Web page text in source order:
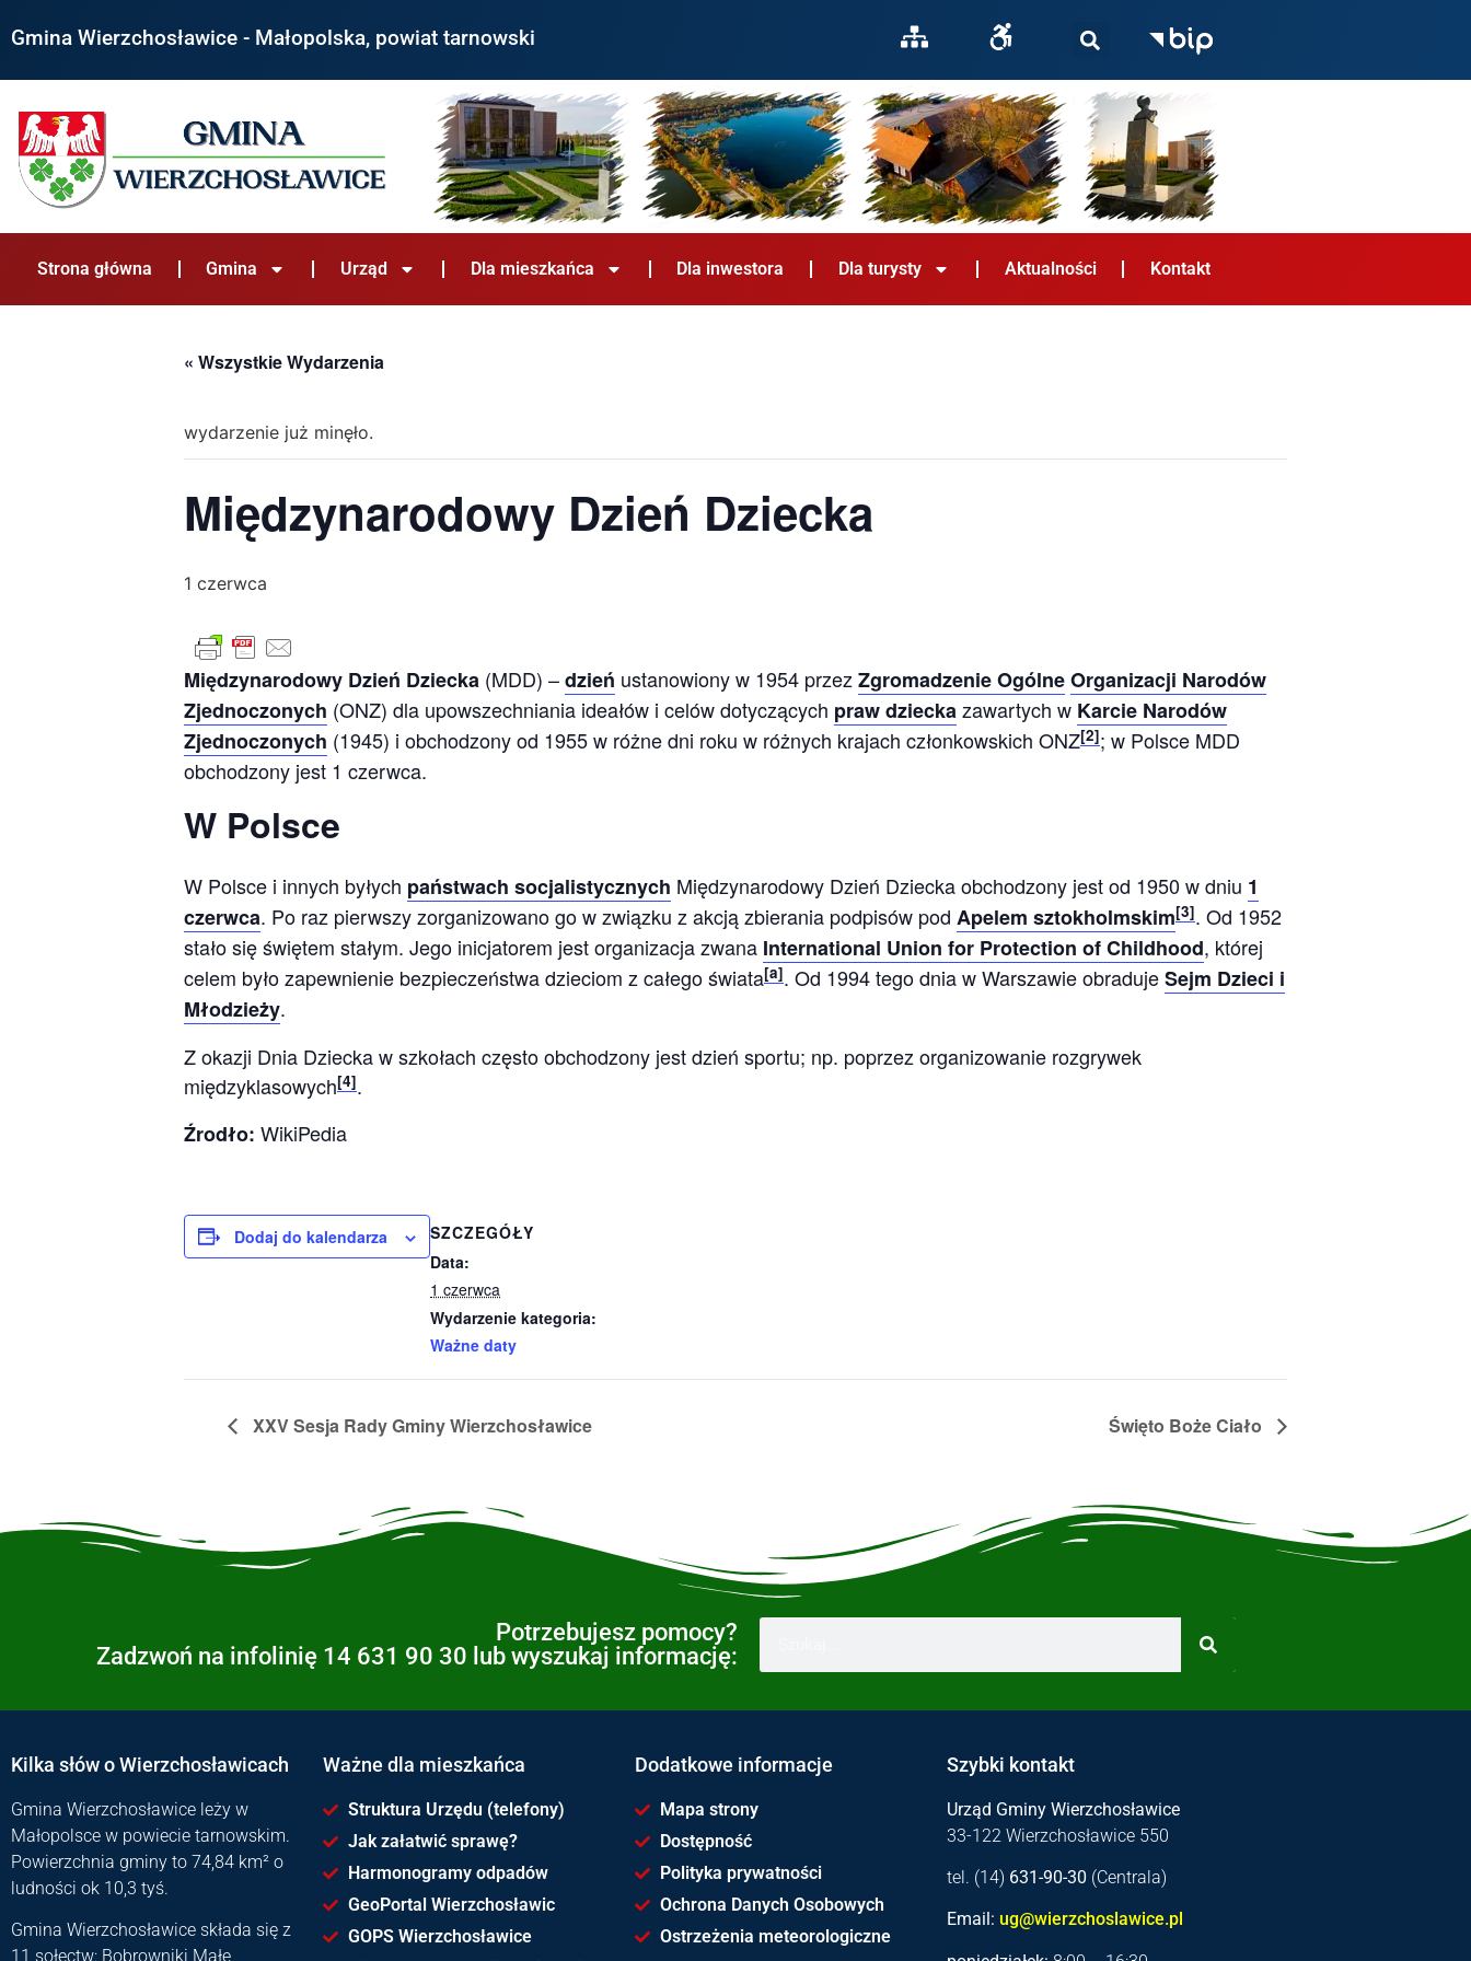
Gmina Wierzchosławice - Małopolska, powiat tarnowski
Strona główna Gmina Urząd Dla mieszkańca Dla inwestora Dla turysty Aktualności Kontakt
« Wszystkie Wydarzenia
wydarzenie już minęło.
Międzynarodowy Dzień Dziecka
1 czerwca
Międzynarodowy Dzień Dziecka (MDD) –dzień ustanowiony w 1954 przez Zgromadzenie OgólneOrganizacji Narodów
Zjednoczonych (ONZ) dla upowszechniania ideałów i celów dotyczących praw dzieckazawartych w Karcie Narodów
Zjednoczonych (1945) i obchodzony od 1955 w różne dni roku w różnych krajach członkowskich ONZ[2]; w Polsce MDD
obchodzony jest 1 czerwca.
W Polsce
W Polsce i innych byłych państwach socjalistycznych Międzynarodowy Dzień Dziecka obchodzony jest od 1950 w dniu 1
czerwca. Po raz pierwszy zorganizowano go w związku z akcją zbierania podpisów pod Apelem sztokholmskim[3]. Od 1952
stało się świętem stałym. Jego inicjatorem jest organizacja zwana International Union for Protection of Childhood, której
celem było zapewnienie bezpieczeństwa dzieciom z całego świata[a]. Od 1994 tego dnia w Warszawie obradujeSejm Dzieci i
Młodzieży.
Z okazji Dnia Dziecka w szkołach często obchodzony jest dzień sportu; np. poprzez organizowanie rozgrywek
międzyklasowych[4].
Źrodło: WikiPedia
Dodaj do kalendarza
SZCZEGÓŁY
Data:
1 czerwca
Wydarzenie kategoria:
Ważne daty
XXV Sesja Rady Gminy Wierzchosławice Święto Boże Ciało
Potrzebujesz pomocy?
Zadzwoń na infolinię 14 631 90 30 lub wyszukaj informację:
Kilka słów o Wierzchosławicach
Gmina Wierzchosławice leży w
Małopolsce w powiecie tarnowskim.
Powierzchnia gminy to 74,84 km² o
ludności ok 10,3 tyś.
Gmina Wierzchosławice składa się z
11 sołectw: Bobrowniki Małe,
Ważne dla mieszkańca
Struktura Urzędu (telefony)
Jak załatwić sprawę?
Harmonogramy odpadów
GeoPortal Wierzchosławic
GOPS Wierzchosławice
Dodatkowe informacje
Mapa strony
Dostępność
Polityka prywatności
Ochrona Danych Osobowych
Ostrzeżenia meteorologiczne
Szybki kontakt
Urząd Gminy Wierzchosławice
33-122 Wierzchosławice 550
tel. (14) 631-90-30 (Centrala)
Email: ug@wierzchoslawice.pl